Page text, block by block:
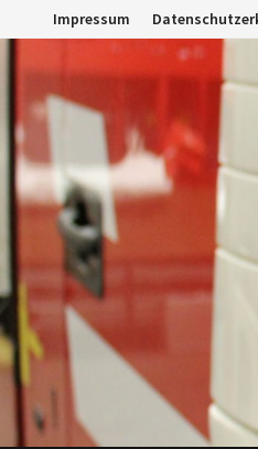
Inhalt
springen
Impressum